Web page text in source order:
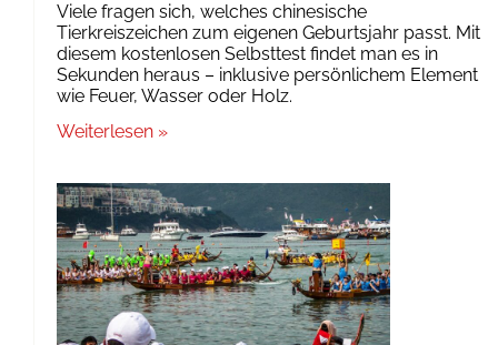
Viele fragen sich, welches chinesische
Tierkreiszeichen zum eigenen Geburtsjahr passt. Mit
diesem kostenlosen Selbsttest findet man es in
Sekunden heraus – inklusive persönlichem Element
wie Feuer, Wasser oder Holz.
Weiterlesen »